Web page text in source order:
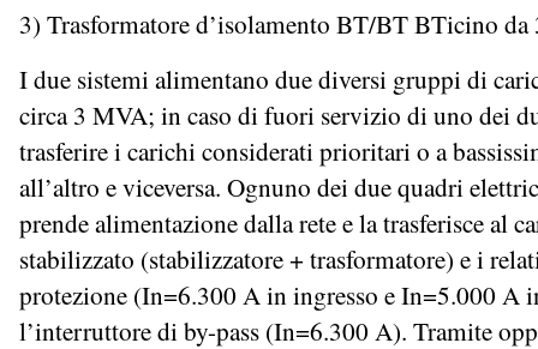
3) Trasformatore d’isolamento BT/BT BTicino
I due sistemi alimentano due diversi gruppi di
circa 3 MVA; in caso di fuori servizio di uno dei
trasferire i carichi considerati prioritari o a
all’altro e viceversa. Ognuno dei due quadri
prende alimentazione dalla rete e la trasferisce al
stabilizzato (stabilizzatore + trasformatore) e i
protezione (In=6.300 A in ingresso e In=5.000 A
l’interruttore di by-pass (In=6.300 A). Tramite